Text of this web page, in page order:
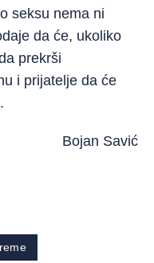
seksu nema ni
da će, ukoliko
prekrši
i prijatelje da će
Bojan Savić